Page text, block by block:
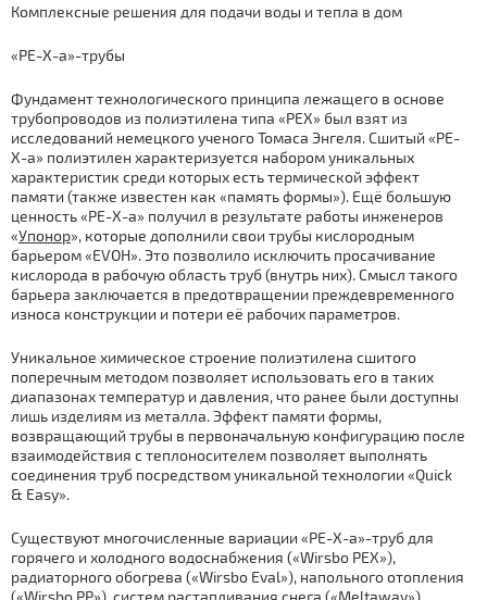
Комплексные решения для подачи воды и тепла в дом
«PE-X-a»-трубы
Фундамент технологического принципа лежащего в основе
трубопроводов из полиэтилена типа «PEX» был взят из
исследований немецкого ученого Томаса Энгеля. Сшитый «PE-
X-a» полиэтилен характеризуется набором уникальных
характеристик среди которых есть термической эффект
памяти (также известен как «память формы»). Ещё большую
ценность «PE-X-a» получил в результате работы инженеров
«Упонор», которые дополнили свои трубы кислородным
барьером «EVOH». Это позволило исключить просачивание
кислорода в рабочую область труб (внутрь них). Смысл такого
барьера заключается в предотвращении преждевременного
износа конструкции и потери её рабочих параметров.
Уникальное химическое строение полиэтилена сшитого
поперечным методом позволяет использовать его в таких
диапазонах температур и давления, что ранее были доступны
лишь изделиям из металла. Эффект памяти формы,
возвращающий трубы в первоначальную конфигурацию после
взаимодействия с теплоносителем позволяет выполнять
соединения труб посредством уникальной технологии «Quick
& Easy».
Существуют многочисленные вариации «PE-X-a»-труб для
горячего и холодного водоснабжения («Wirsbo PEX»),
радиаторного обогрева («Wirsbo Eval»), напольного отопления
(«Wirsbo PP»), систем растапливания снега («Meltaway»).